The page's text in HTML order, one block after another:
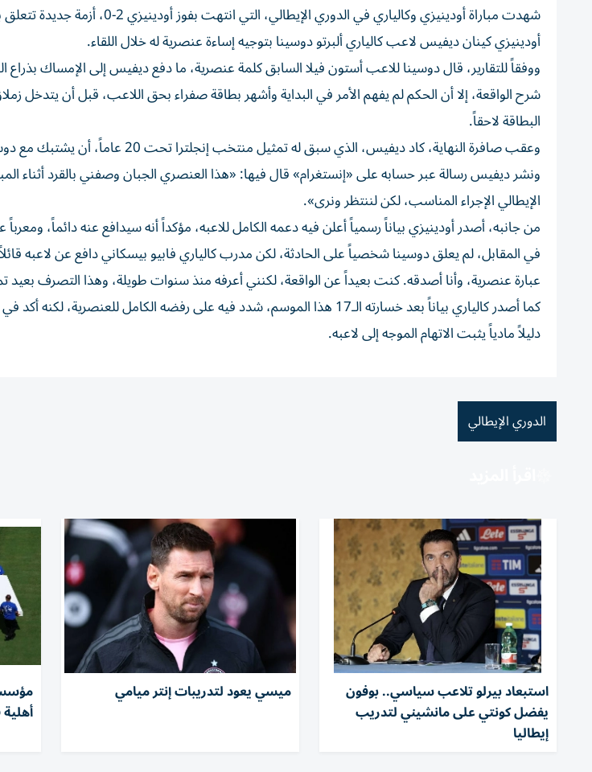
شهدت مباراة أودينيزي وكالياري في الدوري
أودينيزي كينان ديفيس لاعب كالياري ألبرتو دوسينا بتوجيه إساءة عنصرية له خلال اللقاء.
ووفقاً للتقارير، قال دوسينا للاعب أستون فيلا السابق كلمة عنصرية، ما دفع ديفيس إلى الإمساك بذراع
شرح الواقعة، إلا أن الحكم لم يفهم الأمر في البداية وأشهر بطاقة صفراء بحق اللاعب، قبل أن يتدخل
البطاقة لاحقاً.
وعقب صافرة النهاية، كاد ديفيس، الذي سبق له تمثيل منتخب إنجلترا تحت 20 عاماً، أن يشتبك مع دوسينا لولا تدخل اللاعبين.
ونشر ديفيس رسالة عبر حسابه على «إنستغرام» قال فيها: «هذا العنصري الجبان وصفني بالقرد أثناء
الإيطالي الإجراء المناسب، لكن لننتظر ونرى».
من جانبه، أصدر أودينيزي بياناً رسمياً أعلن فيه دعمه الكامل للاعبه، مؤكداً أنه سيدافع عنه دائماً،
في المقابل، لم يعلق دوسينا شخصياً على الحادثة، لكن مدرب كالياري فابيو بيسكاني دافع عن لاعبه
عبارة عنصرية، وأنا أصدقه. كنت بعيداً عن الواقعة، لكنني أعرفه منذ سنوات طويلة، وهذا التصرف
كما أصدر كالياري بياناً بعد خسارته الـ17 هذا الموسم، شدد فيه على رفضه الكامل
دليلاً مادياً يثبت الاتهام الموجه إلى لاعبه.
الدوري الإيطالي
استبعاد بيرلو تلاعب سياسي.. بوفون
يفضل كونتي على مانشيني لتدريب
إيطاليا
ميسي يعود لتدريبات إنتر ميامي